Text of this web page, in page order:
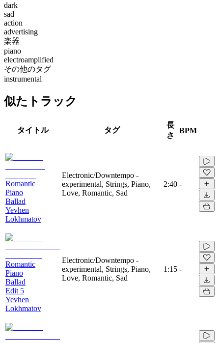
dark
sad
action
advertising
楽器
piano
electroamplified
その他のタグ
instrumental
似たトラック
タイトル タグ
長
さ
BPM
Romantic
Piano
Ballad
Yevhen
Lokhmatov
Electronic/Downtempo -
experimental, Strings, Piano,
Love, Romantic, Sad
2:40 -
Romantic
Piano
Ballad
Edit 5
Yevhen
Lokhmatov
Electronic/Downtempo -
experimental, Strings, Piano,
Love, Romantic, Sad
1:15 -